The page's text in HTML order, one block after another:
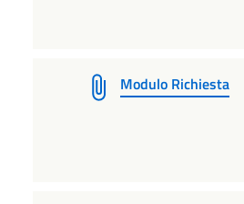
Modulo Richiesta